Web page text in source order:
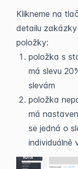
Klikneme na
detailu
položky:
položka s
má slevu
slevám
položka
má
se jedná o
individuálně